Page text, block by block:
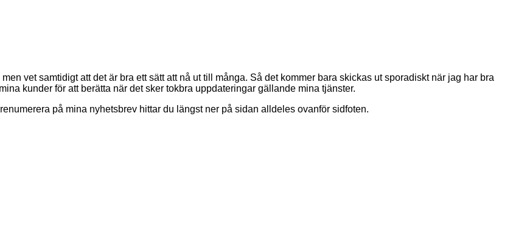
vet samtidigt att det är bra ett sätt att nå ut till många. Så det kommer bara skickas ut sporadiskt när jag har bra
kunder för att berätta när det sker tokbra uppdateringar gällande mina tjänster.
på mina nyhetsbrev hittar du längst ner på sidan alldeles ovanför sidfoten.